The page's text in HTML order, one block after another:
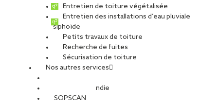
Entretien de toiture végétalisée
Entretien des installations d’eau pluviale
siphoïde
Petits travaux de toiture
Recherche de fuites
Sécurisation de toiture
Nos autres services
Sécurité Incendie
SOPSCAN